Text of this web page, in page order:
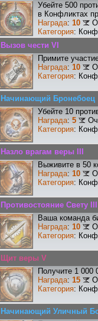
Убейте 500
в Конфликтах
Награда: 10
Категория:
Вызов чести VI
Примите
Награда: 10
Категория:
Начинающий Бронебоец
Убейте 10
Награда: 5
Категория:
Назло врагам веры III
Выживите в 50
Награда: 10
Категория:
Противостояние Свету III
Ваша команда
Награда: 10
Категория:
Щит веры V
Получите 1 000
Награда: 15
Категория:
Начинающий Уличный